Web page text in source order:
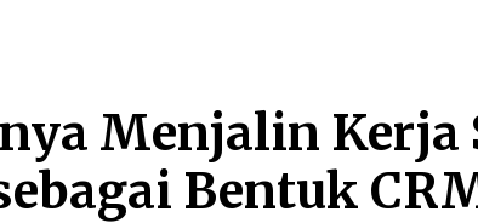
Menjalin Kerja
Bentuk